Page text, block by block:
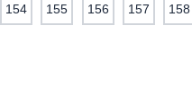
154 155 156 157 158